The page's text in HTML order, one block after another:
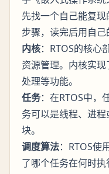
先找一个自己能复
步骤，读完后用自己
内核：RTOS的核心
资源管理。内核实
处理等功能。
任务：在RTOS中，
务可以是线程、进
块。
调度算法：RTOS使
了哪个任务在何时